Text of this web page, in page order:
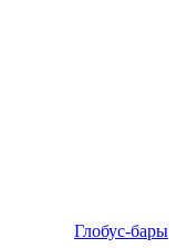
Глобус-бары